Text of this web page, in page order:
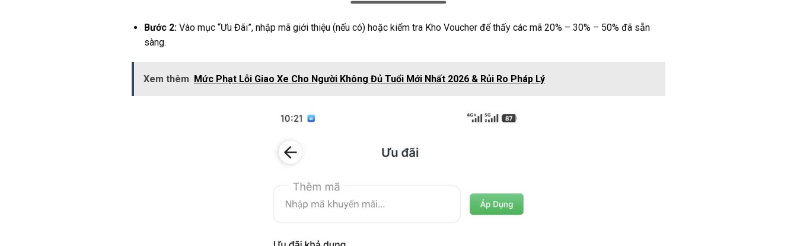
Bước 2:Vào mục “Ưu Đãi”, nhập mã giới thiệu (nếu có) hoặc kiểm tra Kho Voucher để thấy các mã 20% – 30% – 50% đã sẵn
sàng.
Xem thêm Mức Phạt Lỗi Giao Xe Cho Người Không Đủ Tuổi Mới Nhất 2026 & Rủi Ro Pháp Lý